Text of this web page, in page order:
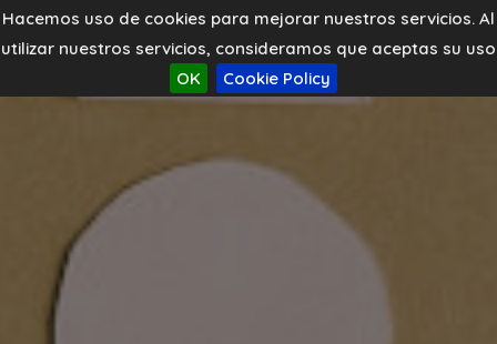
Hacemos uso de cookies para mejorar nuestros servicios. Al
utilizar nuestros servicios, consideramos que aceptas su uso
OK
Cookie Policy